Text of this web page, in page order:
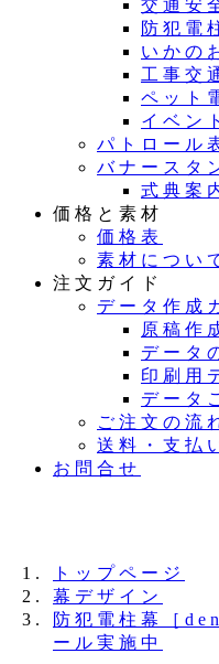
交通安
防犯電
いかの
工事交
ペット
イベン
パトロール
バナースタ
式典案
価格と素材
価格表
素材につい
注文ガイド
データ作成
原稿作
データ
印刷用
データ
ご注文の流
送料・支払
お問合せ
トップページ
幕デザイン
防犯電柱幕［
ール実施中